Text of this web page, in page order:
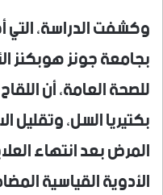
وكشفت الدراسة، التي
بجامعة جونز هوبكنز
للصحة العامة، أن
بكتيريا السل، وتقليل
المرض بعد انتهاء
الأدوية القياسية